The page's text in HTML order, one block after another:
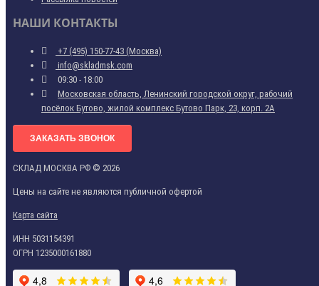
НАШИ КОНТАКТЫ
+7 (495) 150-77-43 (Москва)
info@skladmsk.com
09:30 - 18:00
Московская область, Ленинский городской округ, рабочий
посёлок Бутово, жилой комплекс Бутово Парк, 23, корп. 2А
ЗАКАЗАТЬ ЗВОНОК
СКЛАД МОСКВА РФ © 2026
Цены на сайте не являются публичной офертой
Карта сайта
ИНН 5031154391
ОГРН 1235000161880